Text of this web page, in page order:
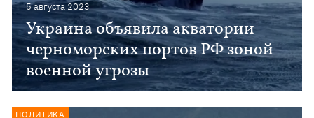
5 августа 2023
Украина объявила акватории
черноморских портов РФ зоной
военной угрозы
ПОЛИТИКА